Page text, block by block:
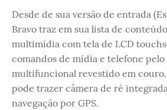
Desde de sua versão de entrada
Bravo traz em sua lista de
multimídia com tela de LCD
comandos de mídia e telefone pelo
multifuncional revestido em couro.
pode trazer câmera de ré
navegação por GPS.